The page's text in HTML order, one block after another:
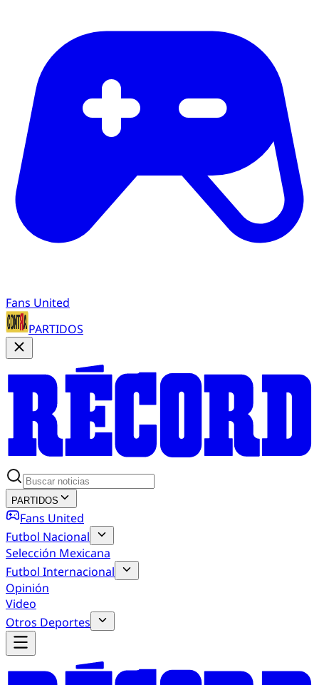
Fans United
PARTIDOS
PARTIDOS
Fans United
Futbol Nacional
Selección Mexicana
Futbol Internacional
Opinión
Video
Otros Deportes